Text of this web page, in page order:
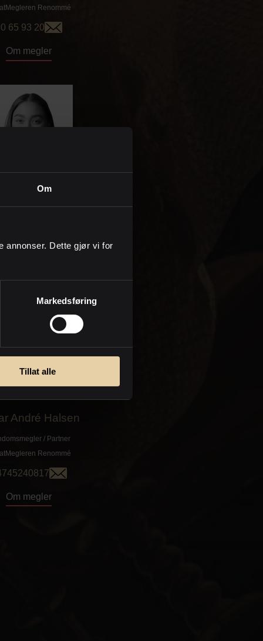
Om
annonser. Dette gjør vi for
Markedsføring
Tillat alle
Renommé
65 93 20
Om megler
Nilsen Carroza
André Halsen
/ Partner
Renommé
Om megler